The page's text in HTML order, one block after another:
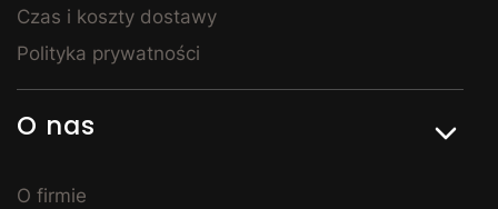
praktyczne
Urządzając pokój dla nastolatka, warto postawić na
Meble młodzieżowe dostępne w Kornelo Meble łączą
odpowiednie warunki do odpoczynku. W naszej
Czas i koszty dostawy
Polityka prywatności
O nas
O firmie